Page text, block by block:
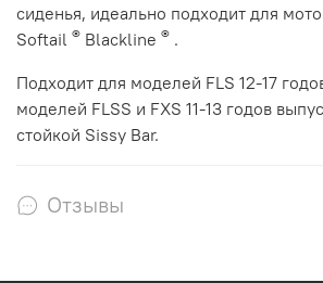
сиденья, идеально подходит для
Softail ® Blackline ® .
Подходит для моделей FLS 12-17
моделей FLSS и FXS 11-13 годов
стойкой Sissy Bar.
Отзывы